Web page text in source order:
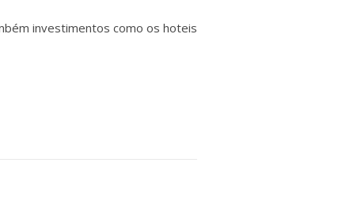
investimentos como os hoteis